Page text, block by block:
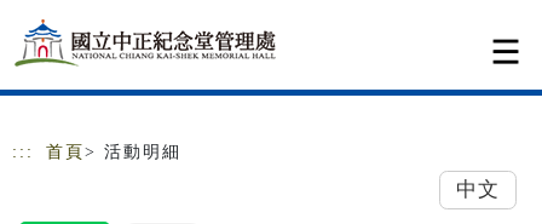
跳到主要內容
網站導覽
::: 首頁 > 活動明細
中文